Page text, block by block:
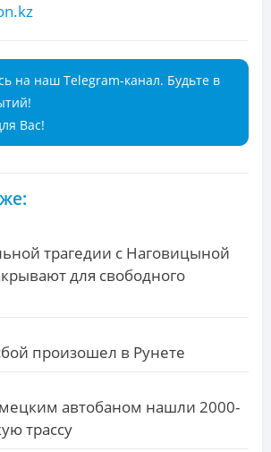
на наш Telegram-канал. Будьте в
Вас!
трагедии с Наговицыной
для свободного
произошел в Рунете
автобаном нашли 2000-
трассу